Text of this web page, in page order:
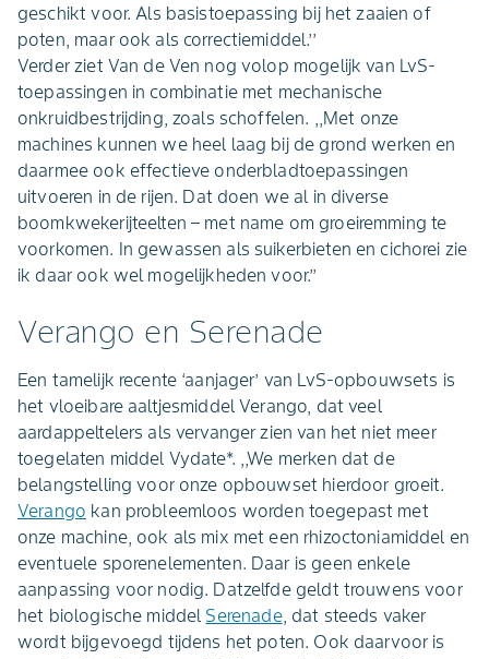
geschikt voor. Als basistoepassing bij het zaaien of
poten, maar ook als correctiemiddel.’’
Verder ziet Van de Ven nog volop mogelijk van LvS-
toepassingen in combinatie met mechanische
onkruidbestrijding, zoals schoffelen. ,,Met onze
machines kunnen we heel laag bij de grond werken en
daarmee ook effectieve onderbladtoepassingen
uitvoeren in de rijen. Dat doen we al in diverse
boomkwekerijteelten – met name om groeiremming te
voorkomen. In gewassen als suikerbieten en cichorei zie
ik daar ook wel mogelijkheden voor.’’
Verango en Serenade
Een tamelijk recente ‘aanjager’ van LvS-opbouwsets is
het vloeibare aaltjesmiddel Verango, dat veel
aardappeltelers als vervanger zien van het niet meer
toegelaten middel Vydate*. ,,We merken dat de
belangstelling voor onze opbouwset hierdoor groeit.
Verango kan probleemloos worden toegepast met
onze machine, ook als mix met een rhizoctoniamiddel en
eventuele sporenelementen. Daar is geen enkele
aanpassing voor nodig. Datzelfde geldt trouwens voor
het biologische middel Serenade, dat steeds vaker
wordt bijgevoegd tijdens het poten. Ook daarvoor is